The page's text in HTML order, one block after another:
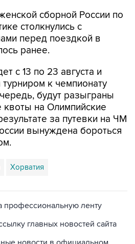
сборной России по
столкнулись с
перед поездкой в
ранее.
с 13 по 23 августа и
к чемпионату
будут разыграны
на Олимпийские
за путевки на ЧМ
вынуждена бороться
Хорватия
профессиональную ленту
главных новостей сайта